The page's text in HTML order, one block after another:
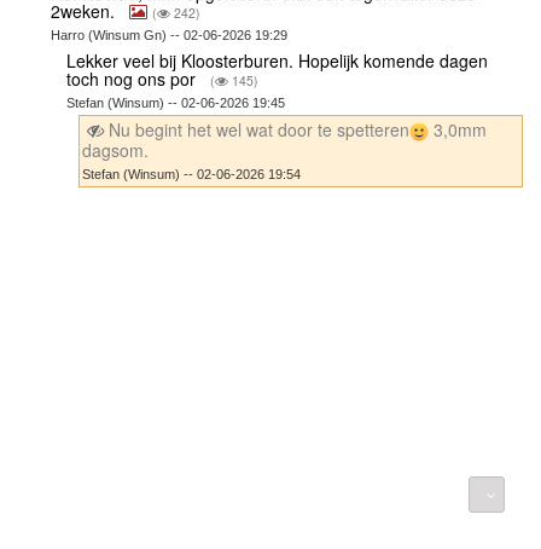
2weken. ( 242)
Harro (Winsum Gn) -- 02-06-2026 19:29
Lekker veel bij Kloosterburen. Hopelijk komende dagen
toch nog ons por ( 145)
Stefan (Winsum) -- 02-06-2026 19:45
Nu begint het wel wat door te spetteren
3,0mm
dagsom.
Stefan (Winsum) -- 02-06-2026 19:54